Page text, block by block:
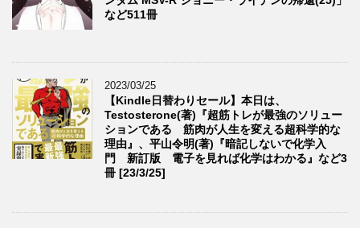
など511冊
2023/03/25
【Kindle日替わりセール】本日は、
Testosterone(著)『超筋トレが最強のソリュー
ションである 筋肉が人生を変える超科学的な
理由』、平山令明(著)『暗記しないで化学入
門 新訂版 電子を見れば化学はわかる』など3
冊 [23/3/25]